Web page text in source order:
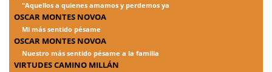
"Aquellos a quienes amamos y perdemos ya
OSCAR MONTES NOVOA
Mi más sentido pésame
OSCAR MONTES NOVOA
Nuestro más sentido pésame a la familia
VIRTUDES CAMINO MILLÁN